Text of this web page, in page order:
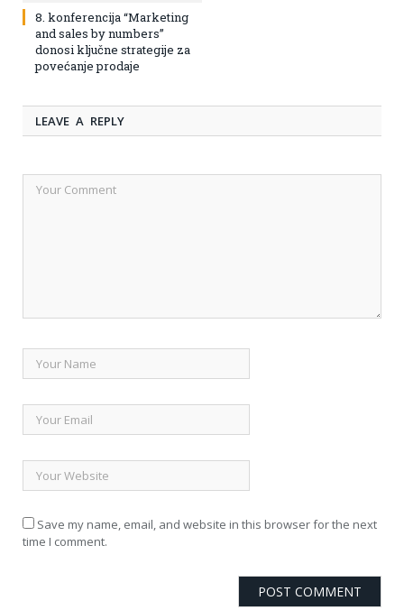
8. konferencija “Marketing
and sales by numbers”
donosi ključne strategije za
povećanje prodaje
LEAVE A REPLY
Save my name, email, and website in this browser for the next
time I comment.